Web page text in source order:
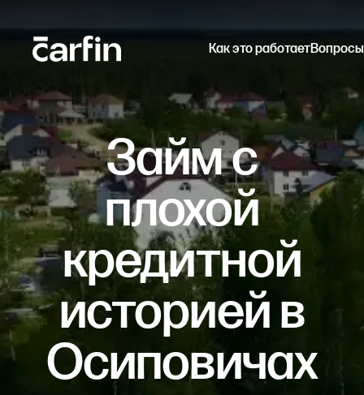
Как это работает
Займ с
плохой
кредитной
историей в
Осиповичах